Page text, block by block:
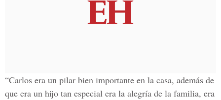
“Carlos era un pilar bien importante en la casa, además de
que era un hijo tan especial era la alegría de la familia, era